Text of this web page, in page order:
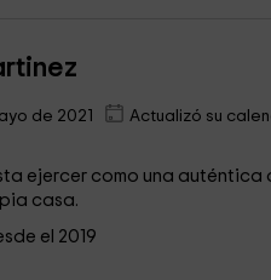
de 2021 Actualizó su
ejercer como una
casa.
el 2019